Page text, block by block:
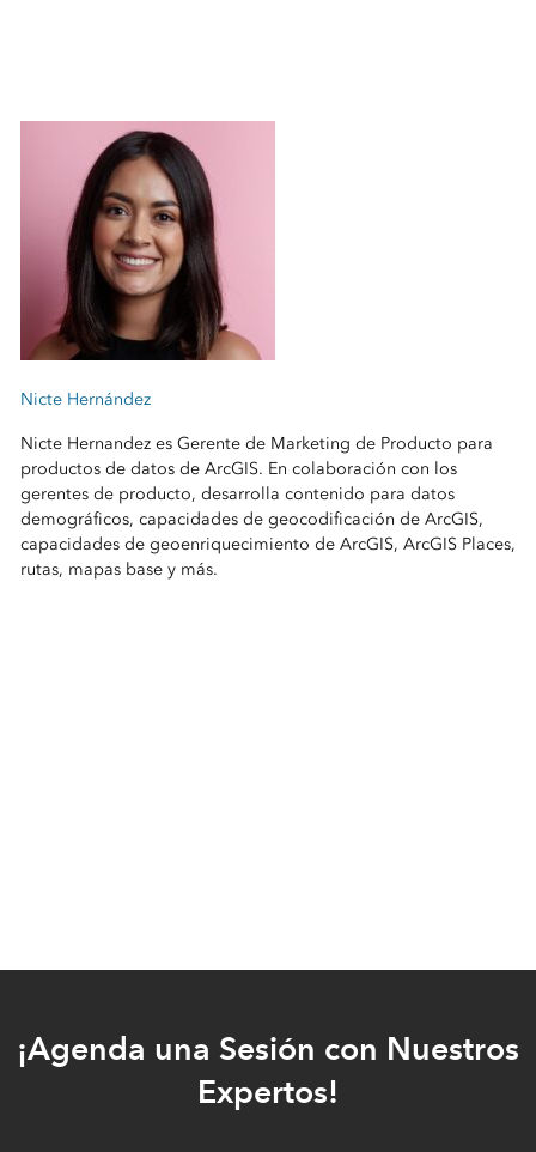
Nicte Hernández
Nicte Hernandez es Gerente de Marketing de Producto para
productos de datos de ArcGIS. En colaboración con los
gerentes de producto, desarrolla contenido para datos
demográficos, capacidades de geocodificación de ArcGIS,
capacidades de geoenriquecimiento de ArcGIS, ArcGIS Places,
rutas, mapas base y más.
¡Agenda una Sesión con Nuestros
Expertos!